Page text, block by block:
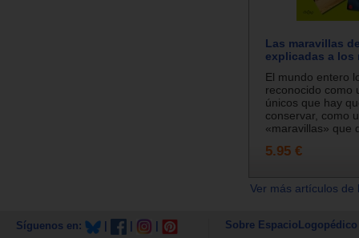
Las maravillas
explicadas a los
El mundo entero
reconocido como
únicos que hay
conservar, como
«maravillas» que
5.95 €
Ver más artículos
Síguenos en: Sobre EspacioLogopédico